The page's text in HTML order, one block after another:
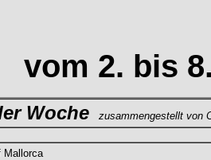
vom 2. bis
Woche zusammengestellt von